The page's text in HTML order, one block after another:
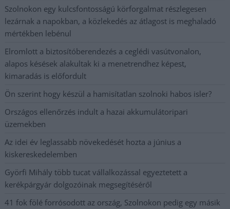
Szolnokon egy kulcsfontosságú körforgalmat részlegesen
lezárnak a napokban, a közlekedés az átlagost is meghaladó
mértékben lebénul
Elromlott a biztosítóberendezés a ceglédi vasútvonalon,
alapos késések alakultak ki a menetrendhez képest,
kimaradás is előfordult
Ön szerint hogy készül a hamisítatlan szolnoki habos isler?
Országos ellenőrzés indult a hazai akkumulátoripari
üzemekben
Az idei év leglassabb növekedését hozta a június a
kiskereskedelemben
Györfi Mihály több tucat vállalkozással egyeztetett a
kerékpárgyár dolgozóinak megsegítéséről
41 fok fölé forrósodott az ország, Szolnokon pedig egy másik